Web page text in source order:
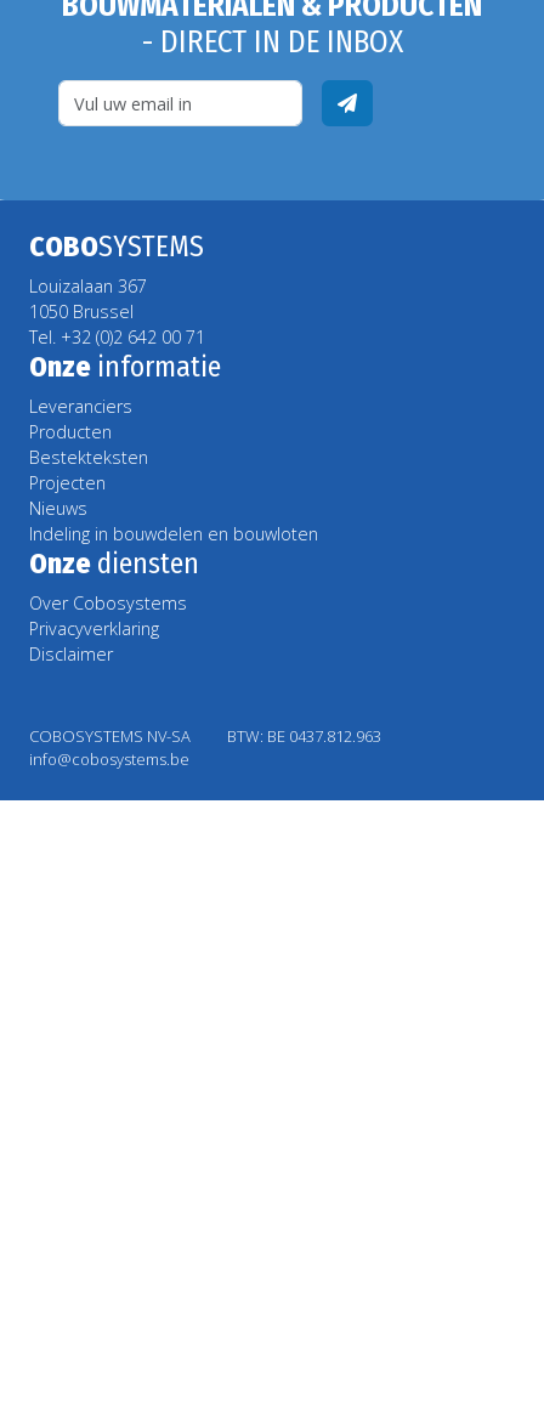
- DIRECT IN DE INBOX
COBOSYSTEMS
Louizalaan 367
1050 Brussel
Tel. +32 (0)2 642 00 71
Onze informatie
Leveranciers
Producten
Bestekteksten
Projecten
Nieuws
Indeling in bouwdelen en bouwloten
Onze diensten
Over Cobosystems
Privacyverklaring
Disclaimer
COBOSYSTEMS NV-SA
BTW: BE 0437.812.963
info@cobosystems.be